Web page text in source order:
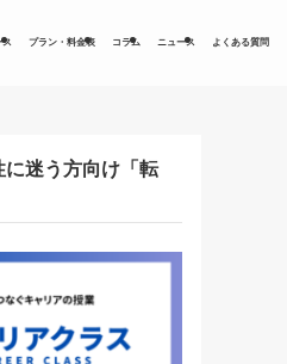
ス プラン・料金表 コラム ニュース よくある質問
迷う方向け「転